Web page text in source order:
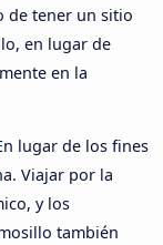
de tener un sitio
en lugar de
en la
lugar de los fines
Viajar por la
y los
también